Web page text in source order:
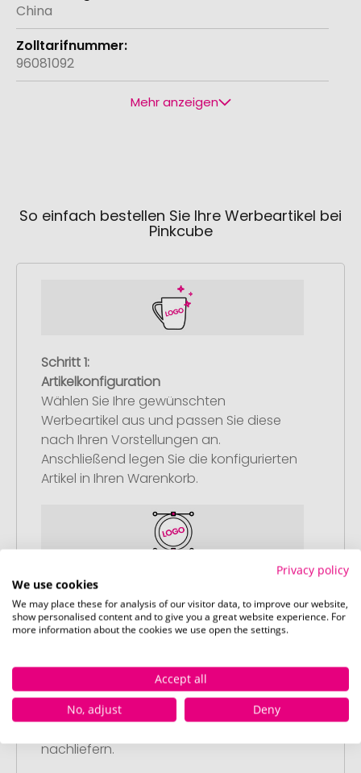
China
96081092
Mehr anzeigen
So einfach bestellen Sie Ihre Werbeartikel bei
Pinkcube
Schritt 1:
Artikelkonfiguration
Wählen Sie Ihre gewünschten
Werbeartikel aus und passen Sie diese
nach Ihren Vorstellungen an.
Anschließend legen Sie die konfigurierten
Artikel in Ihren Warenkorb.
Schritt 2:
Upload Ihres Logos oder Motivs
Laden Sie auf unserer
oder Motiv hoch und schließen Sie Ihre
Bestellung ab. Falls Sie gerade keine
passende Datei zur Verfügung haben,
nachliefern.
Privacy policy
We use cookies
We may place these for analysis of our visitor data, to improve our website,
show personalised content and to give you a great website experience. For
more information about the cookies we use open the settings.
Accept all
No, adjust
Deny